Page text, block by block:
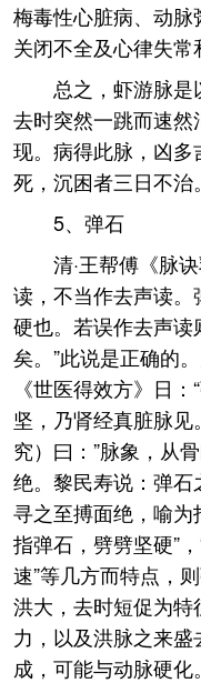
梅毒性心脏病、动
关闭不全及心律失常
总之，虾游脉是
去时突然一跳而速
现。病得此脉，凶多
死，沉困者三日不治
5、弹石
清·王帮傅《脉
读，不当作去声读
硬也。若误作去声
矣。”此说是正确的
《世医得效方》日
坚，乃肾经真脏脉
究）曰：”脉象，从
绝。黎民寿说：弹
寻之至搏面绝，喻为
指弹石，劈劈坚硬”
速”等几方而特点，
洪大，去时短促为
力，以及洪脉之来盛
成，可能与动脉硬